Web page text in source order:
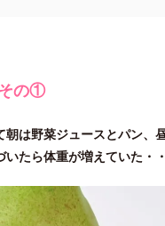
その①
朝は野菜ジュースとパン、
たら体重が増えていた・